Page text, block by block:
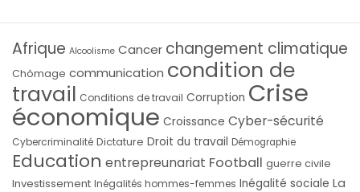
Afrique Alcoolisme Cancer changement climatique
Chômage communication condition de
travail Conditions de travail Corruption Crise
économique Croissance Cyber-sécurité
Cybercriminalité Dictature Droit du travail Démographie
Education entrepreunariat Football guerre civile
Investissement Inégalités hommes-femmes Inégalité sociale La